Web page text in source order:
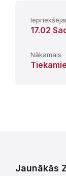
17.02
Nākamais
Jaunākās